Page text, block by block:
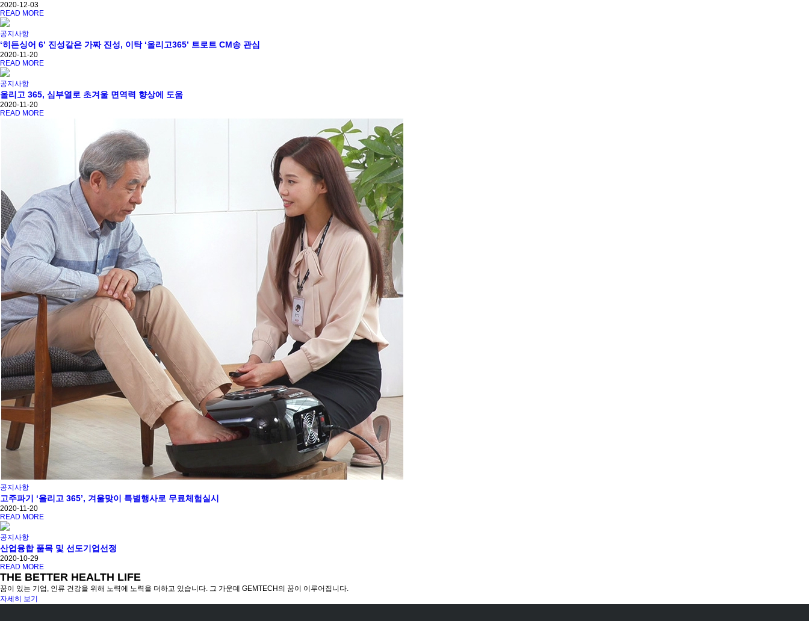
2020-12-03
READ MORE
공지사항
‘히든싱어 6’ 진성같은 가짜 진성, 이탁 ‘올리고365’ 트로트 CM송 관심
2020-11-20
READ MORE
공지사항
올리고 365, 심부열로 초겨울 면역력 향상에 도움
2020-11-20
READ MORE
공지사항
고주파기 ‘올리고 365’, 겨울맞이 특별행사로 무료체험실시
2020-11-20
READ MORE
공지사항
산업융합 품목 및 선도기업선정
2020-10-29
READ MORE
THE BETTER HEALTH LIFE
꿈이 있는 기업, 인류 건강을 위해 노력에 노력을 더하고 있습니다. 그 가운데 GEMTECH의 꿈이 이루어집니다.
자세히 보기